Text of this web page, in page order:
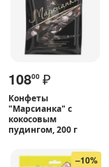
10800 ₽
Конфеты
"Марсианка" с
кокосовым
пудингом, 200 г
–10%